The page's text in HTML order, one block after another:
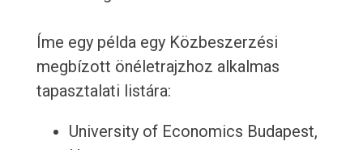
Íme egy példa egy Közbeszerzési
megbízott önéletrajzhoz alkalmas
tapasztalati listára:
University of Economics Budapest,